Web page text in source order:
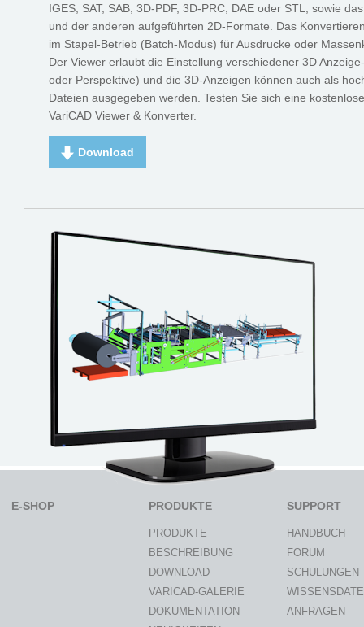
IGES, SAT, SAB, 3D-PDF, 3D-PRC, DAE oder STL, sowie
und der anderen aufgeführten 2D-Formate. Das
im Stapel-Betrieb (Batch-Modus) für Ausdrucke oder
Der Viewer erlaubt die Einstellung verschiedener 3D
oder Perspektive) und die 3D-Anzeigen können auch als
Dateien ausgegeben werden. Testen Sie sich eine
VariCAD Viewer & Konverter.
Download
E-SHOP PRODUKTE
PRODUKTE
BESCHREIBUNG
DOWNLOAD
VARICAD-GALERIE
DOKUMENTATION
SUPPORT
HANDBUCH
FORUM
SCHULUNGEN
ANFRAGEN